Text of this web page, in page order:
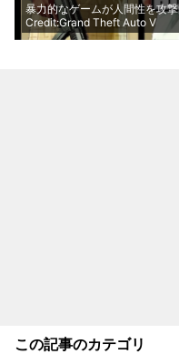
暴力的なゲームが人間性を攻
Credit:Grand Theft Auto V
この記事のカテゴリ